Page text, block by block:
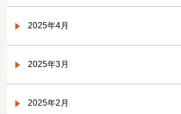
2025年4月
2025年3月
2025年2月